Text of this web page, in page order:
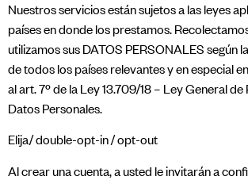
Nuestros servicios están sujetos a las leyes
países en donde los prestamos.
utilizamos sus DATOS PERSONALES según
de todos los países relevantes y en especial
al art. 7º de la Ley 13.709/18 – Ley General
Datos Personales.
​Elija/ double-opt-in / opt-out
Al crear una cuenta, a usted le invitarán a